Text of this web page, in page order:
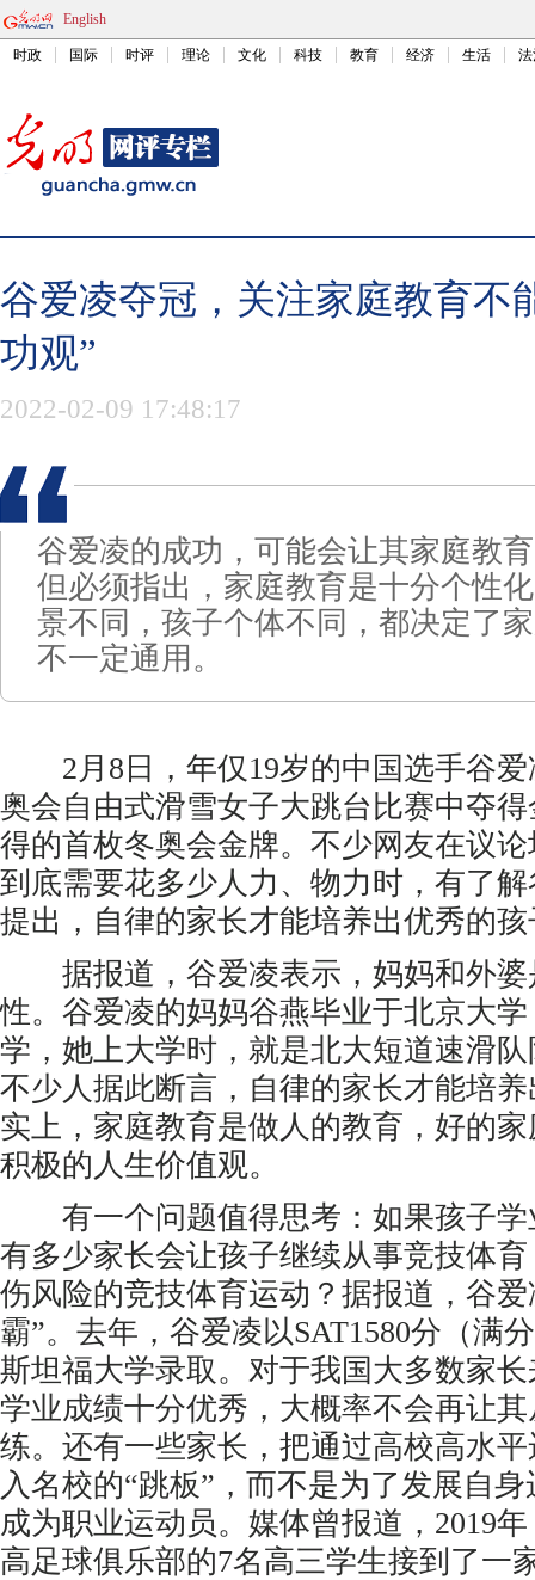
English
时政 国际 时评 理论 文化 科技 教育 经济 生活
谷爱凌夺冠，关注家庭教育不
功观”
2022-02-09 17:48:17
谷爱凌的成功，可能会让其家庭教
但必须指出，家庭教育是十分个性
景不同，孩子个体不同，都决定了
不一定通用。
2月8日，年仅19岁的中国选手谷爱
奥会自由式滑雪女子大跳台比赛中夺
得的首枚冬奥会金牌。不少网友在议
到底需要花多少人力、物力时，有了
提出，自律的家长才能培养出优秀的
据报道，谷爱凌表示，妈妈和外婆
性。谷爱凌的妈妈谷燕毕业于北京大
学，她上大学时，就是北大短道速滑
不少人据此断言，自律的家长才能培
实上，家庭教育是做人的教育，好的
积极的人生价值观。
有一个问题值得思考：如果孩子学
有多少家长会让孩子继续从事竞技体
伤风险的竞技体育运动？据报道，谷
霸”。去年，谷爱凌以SAT1580分（满
斯坦福大学录取。对于我国大多数家
学业成绩十分优秀，大概率不会再让
练。还有一些家长，把通过高校高水
入名校的“跳板”，而不是为了发展自
成为职业运动员。媒体曾报道，2019
高足球俱乐部的7名高三学生接到了一